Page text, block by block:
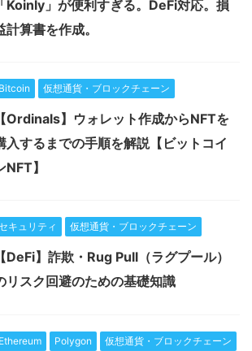
「Koinly」が便利すぎる。DeFi対応。損
計算書を作成。
Bitcoin 仮想通貨・ブロックチェーン
【Ordinals】ウォレット作成からNFTを
入するまでの手順を解説【ビットコイ
NFT】
キュリティ 仮想通貨・ブロックチェーン
【DeFi】詐欺・Rug Pull（ラグプール）
リスク回避のための基礎知識
Ethereum Polygon 仮想通貨・ブロックチェーン